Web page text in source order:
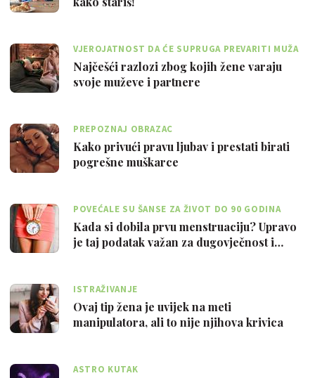
VJEROJATNOST DA ĆE SUPRUGA PREVARITI MUŽA
JE OKO 6 POSTO
Najčešći razlozi zbog kojih žene varaju
svoje muževe i partnere
PREPOZNAJ OBRAZAC
Kako privući pravu ljubav i prestati birati
pogrešne muškarce
POVEĆALE SU ŠANSE ZA ŽIVOT DO 90 GODINA
Kada si dobila prvu menstruaciju? Upravo
je taj podatak važan za dugovječnost i…
ISTRAŽIVANJE
Ovaj tip žena je uvijek na meti
manipulatora, ali to nije njihova krivica
ASTRO KUTAK